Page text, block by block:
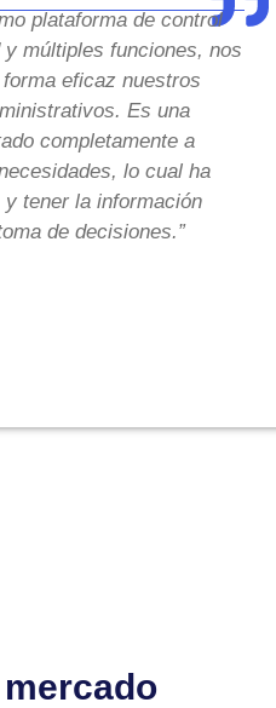
plataforma de control
múltiples funciones, nos
eficaz nuestros
Es una
completamente a
lo cual ha
tener la información
de decisiones.”